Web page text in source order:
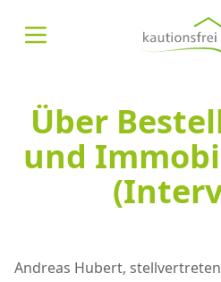
Menü öffnen
Über
und
Andreas Hubert,